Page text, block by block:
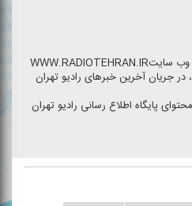
می توانید در سرتاسر دنیا از طریق وب سایتWWW.RADIOTEHRAN.IR
جریان آخرین خبرهای رادیو تهران
پایگاه اطلاع رسانی رادیو تهران